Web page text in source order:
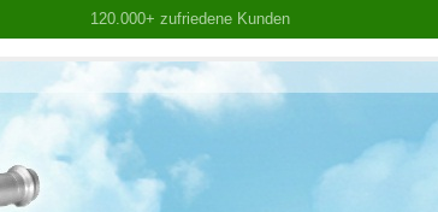
120.000+ zufriedene Kunden